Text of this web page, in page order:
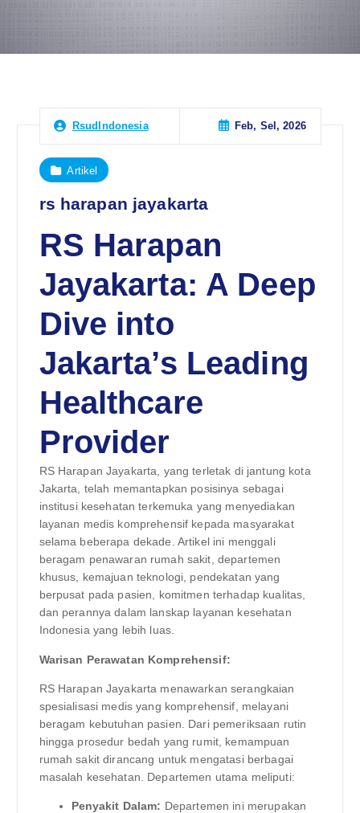
RsudIndonesia Feb, Sel, 2026
Artikel
rs harapan jayakarta
RS Harapan
Jayakarta: A Deep
Dive into
Jakarta’s Leading
Healthcare
Provider
RS Harapan Jayakarta, yang terletak di jantung kota
Jakarta, telah memantapkan posisinya sebagai
institusi kesehatan terkemuka yang menyediakan
layanan medis komprehensif kepada masyarakat
selama beberapa dekade. Artikel ini menggali
beragam penawaran rumah sakit, departemen
khusus, kemajuan teknologi, pendekatan yang
berpusat pada pasien, komitmen terhadap kualitas,
dan perannya dalam lanskap layanan kesehatan
Indonesia yang lebih luas.
Warisan Perawatan Komprehensif:
RS Harapan Jayakarta menawarkan serangkaian
spesialisasi medis yang komprehensif, melayani
beragam kebutuhan pasien. Dari pemeriksaan rutin
hingga prosedur bedah yang rumit, kemampuan
rumah sakit dirancang untuk mengatasi berbagai
masalah kesehatan. Departemen utama meliputi:
Penyakit Dalam: Departemen ini merupakan